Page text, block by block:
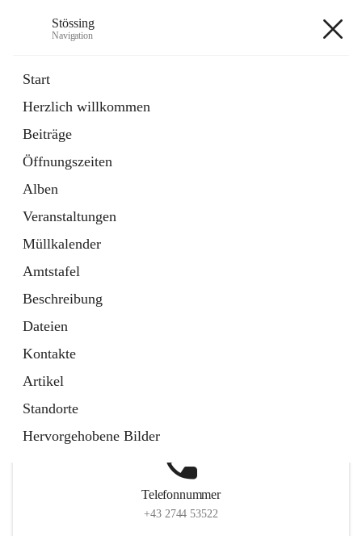
Stössing
Navigation
Start
Herzlich willkommen
Beiträge
Öffnungszeiten
Alben
Veranstaltungen
Müllkalender
Amtstafel
Beschreibung
Dateien
Kontakte
Artikel
Standorte
Hervorgehobene Bilder
Datei
in
Tab
Kindergarten
öffnet
in
neuem
Tab
Telefonnummer
+43 2744 53522